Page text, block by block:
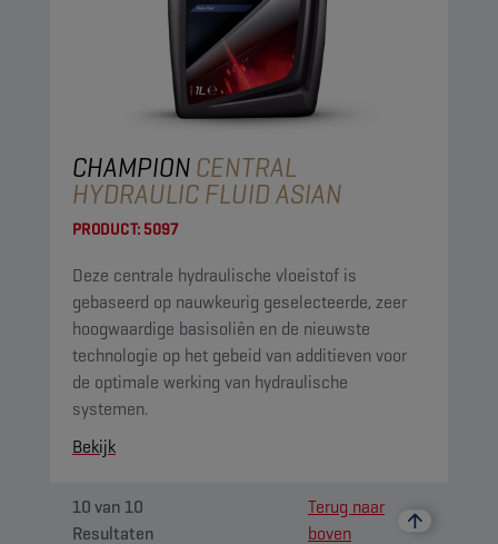
CHAMPIONCENTRAL
HYDRAULIC FLUID ASIAN
PRODUCT:5097
Deze centrale hydraulische vloeistof is
gebaseerd op nauwkeurig geselecteerde, zeer
hoogwaardige basisoliën en de nieuwste
technologie op het gebeid van additieven voor
de optimale werking van hydraulische
systemen.
Bekijk
10van 10
Resultaten
Terug naar
boven